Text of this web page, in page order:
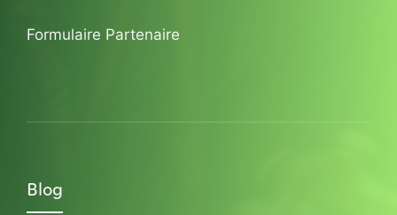
Formulaire Partenaire
Blog